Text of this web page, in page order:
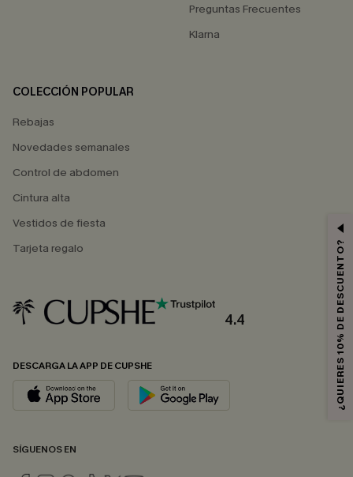
Preguntas Frecuentes
Klarna
COLECCIÓN POPULAR
Rebajas
Novedades semanales
Control de abdomen
Cintura alta
Vestidos de fiesta
Tarjeta regalo
4.4
DESCARGA LA APP DE CUPSHE
SÍGUENOS EN
¿QUIERES 10% DE DESCUENTO?